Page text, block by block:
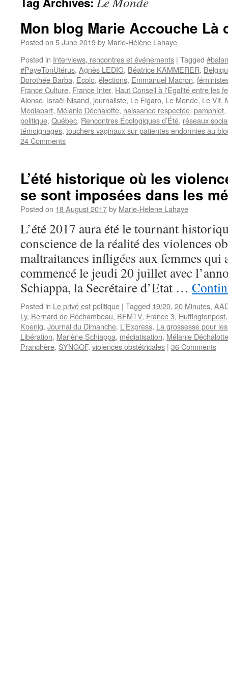
Mon blog Marie Accouche Là
Posted on 5 June 2019by Marie-Hélène Lahaye
Posted in Interviews, rencontres et événements | Tagged
#PayeTonUtérus, Agnès LEDIG, Béatrice KAMMERER,
Dorothée Barba, Ecolo, élections, Emmanuel Macron,
France Culture, France Inter, Haut Conseil à l'Egalité entre les
Alonso, Israël Nisand, journaliste, Le Figaro, Le Monde, Le Vif,
Mediapart, Mélanie Déchalotte, naissance respectée, pamphlet,
politique, Québec, Rencontres Écologiques d’Été, réseaux
témoignages, touchers vaginaux sur patientes endormies au
24 Comments
L’été historique où les
se sont imposées dans les
Posted on 18 August 2017by Marie-Helene Lahaye
L’été 2017 aura été le tournant
conscience de la réalité des violences
maltraitances infligées aux femmes qui
commencé le jeudi 20 juillet avec
Schiappa, la Secrétaire d’Etat …
Posted in Le privé est politique | Tagged 19/20, 20 Minutes,
Ly, Bernard de Rochambeau, BFMTV, France 3, Huffingtonpost
Koenig, Journal du Dimanche, L'Express, La grossesse pour
Libération, Marlène Schiappa, médiatisation, Mélanie Déchalotte
Pranchère, SYNGOF, violences obstétricales | 36 Comments